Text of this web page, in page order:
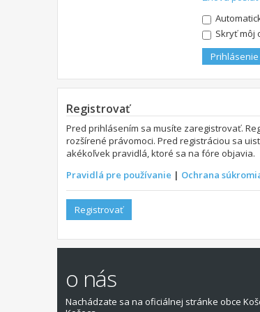
Skryť môj
Registrovať
Pred prihlásením sa musíte zaregistrovať.
rozšírené právomoci. Pred registráciou sa
akékoľvek pravidlá, ktoré sa na fóre objavia.
Pravidlá pre používanie | Ochrana
Registrovať
o nás
Nachádzate sa na oficiálnej stránke obce